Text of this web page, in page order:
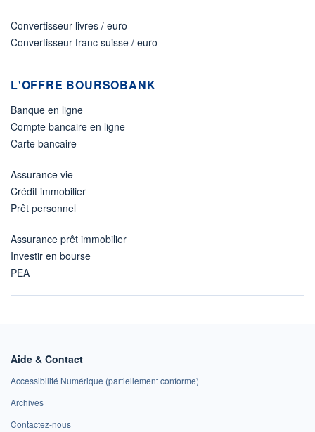
Convertisseur livres / euro
Convertisseur franc suisse / euro
L'OFFRE BOURSOBANK
Banque en ligne
Compte bancaire en ligne
Carte bancaire
Assurance vie
Crédit immobilier
Prêt personnel
Assurance prêt immobilier
Investir en bourse
PEA
Aide & Contact
Accessibilité Numérique (partiellement conforme)
Archives
Contactez-nous